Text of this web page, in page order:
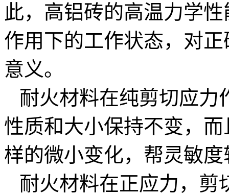
此，高铝砖的高温力学
作用下的工作状态，对
意义。
耐火材料在纯剪切应力
性质和大小保持不变，
样的微小变化，帮灵敏度
耐火材料在正应力，剪